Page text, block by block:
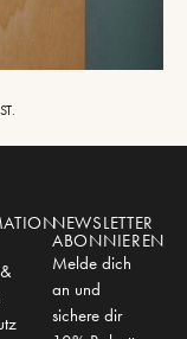
NEWSLETTER
ABONNIEREN
Melde dich
an und
sichere dir